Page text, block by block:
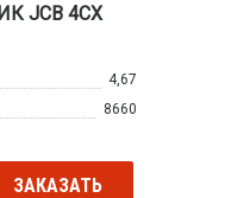
JCB 4CX
4,67
8660
ЗАКАЗАТЬ